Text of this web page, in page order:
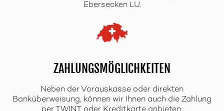
Ebersecken LU.
ZAHLUNGSMÖGLICHKEITEN
Neben der Vorauskasse oder direkten
Banküberweisung, können wir Ihnen auch die Zahlung